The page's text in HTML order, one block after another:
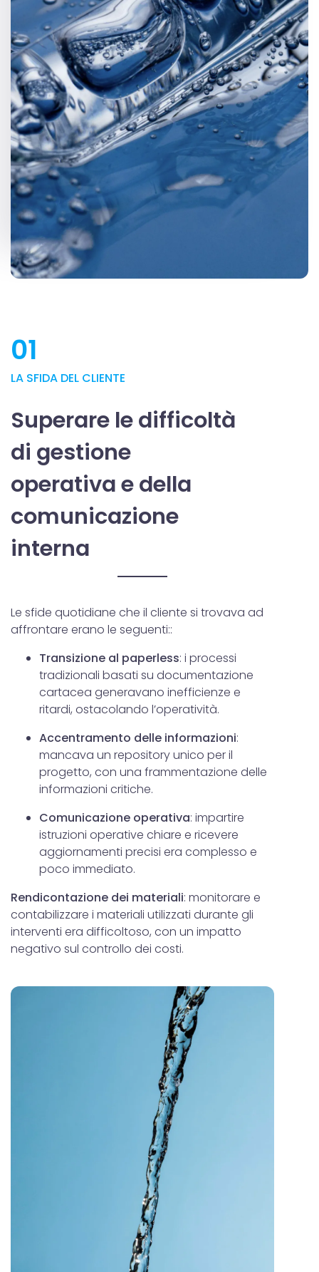
01
LA SFIDA DEL CLIENTE
Superare le difficoltà
di gestione
operativa e della
comunicazione
interna
Le sfide quotidiane che il cliente si trovava ad
affrontare erano le seguenti::
Transizione al paperless: i processi
tradizionali basati su documentazione
cartacea generavano inefficienze e
ritardi, ostacolando l’operatività.
Accentramento delle informazioni:
mancava un repository unico per il
progetto, con una frammentazione delle
informazioni critiche.
Comunicazione operativa: impartire
istruzioni operative chiare e ricevere
aggiornamenti precisi era complesso e
poco immediato.
Rendicontazione dei materiali: monitorare e
contabilizzare i materiali utilizzati durante gli
interventi era difficoltoso, con un impatto
negativo sul controllo dei costi.